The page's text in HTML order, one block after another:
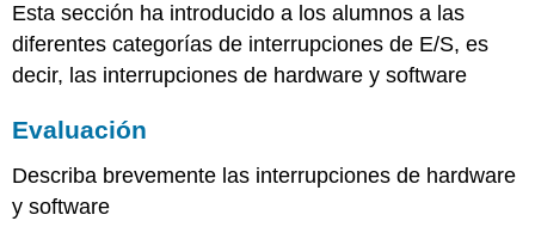
Esta sección ha introducido a los alumnos a las
diferentes categorías de interrupciones de E/S, es
decir, las interrupciones de hardware y software
Evaluación
Describa brevemente las interrupciones de hardware
y software